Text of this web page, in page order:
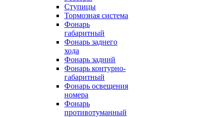
Ступицы
Тормозная система
Фонарь
габаритный
Фонарь заднего
хода
Фонарь задний
Фонарь контурно-
габаритный
Фонарь освещения
номера
Фонарь
противотуманный